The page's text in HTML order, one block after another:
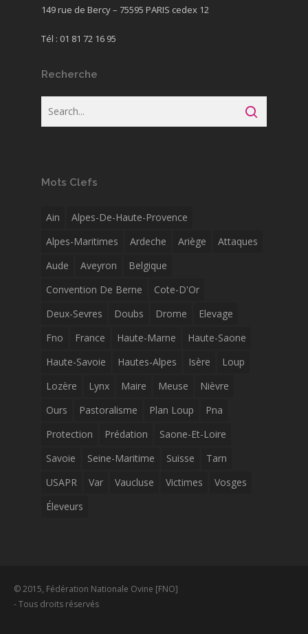
149 rue de Bercy – 75595 PARIS cedex 12
Tél : 01 81 72 16 95
Recherche
Mots Clefs
Ain
Alpes-De-Haute-Provence
Alpes-Maritimes
Ardeche Ariège
Attaques
Aude
Aveyron
Belgique
Convention De Berne
Cote-D'Or
Deux-Sevres
Doubs Drome
Elevage
Fno
France Haute-Marne
Haute-Saone
Haute-Savoie
Hautes-Alpes Isère
Loup
Lozère
Lynx Maire Meuse
Nièvre
Ours
Pastoralisme Plan Loup
Pna
Protection
Prédation
Saone-Et-Loire
Savoie
Seine-Maritime Suisse
Tarn
USAPR
Var Vaucluse Victimes
Vosges
Éleveurs
© 2015, Fédération Nationale Ovine [FNO]
- Tous droits réservés